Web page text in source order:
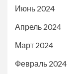
Июнь 2024
Апрель 2024
Март 2024
Февраль 2024